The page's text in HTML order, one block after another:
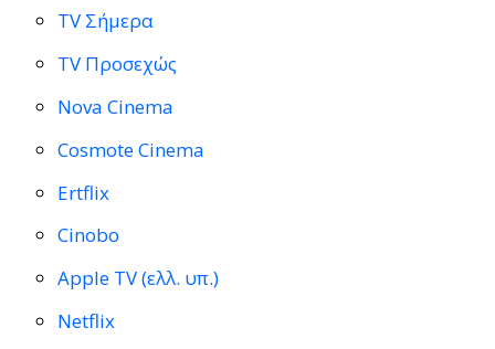
TV Σήμερα
TV Προσεχώς
Nova Cinema
Cosmote Cinema
Ertflix
Cinobo
Apple TV (ελλ. υπ.)
Netflix